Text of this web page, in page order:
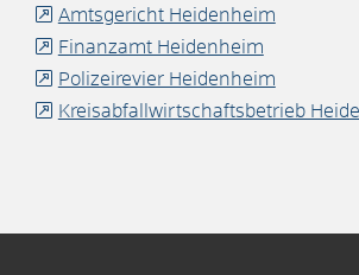
Amtsgericht Heidenheim
Finanzamt Heidenheim
Polizeirevier Heidenheim
Kreisabfallwirtschaftsbetrieb